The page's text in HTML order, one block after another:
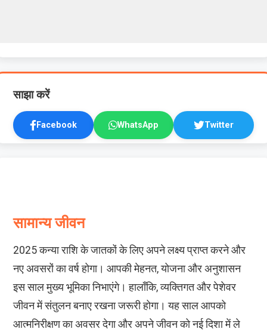
साझा करें
Facebook WhatsApp Twitter
सामान्य जीवन
2025 कन्या राशि के जातकों के लिए अपने लक्ष्य प्राप्त करने और
नए अवसरों का वर्ष होगा। आपकी मेहनत, योजना और अनुशासन
इस साल मुख्य भूमिका निभाएंगे। हालाँकि, व्यक्तिगत और पेशेवर
जीवन में संतुलन बनाए रखना जरूरी होगा। यह साल आपको
आत्मनिरीक्षण का अवसर देगा और अपने जीवन को नई दिशा में ले